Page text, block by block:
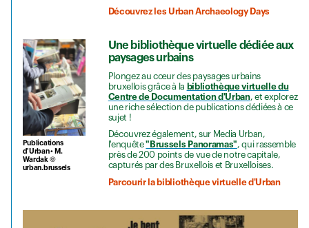
Découvrez les Urban Archaeology Days
Publications
d'Urban • M.
Wardak ©
urban.brussels
Une bibliothèque virtuelle dédiée aux
paysages urbains
Plongez au cœur des paysages urbains
bruxellois grâce à la bibliothèque virtuelle du
Centre de Documentation d'Urban, et explorez
une riche sélection de publications dédiées à ce
sujet !
Découvrez également, sur Media Urban,
l'enquête"Brussels Panoramas", qui rassemble
près de 200 points de vue de notre capitale,
capturés par des Bruxellois et Bruxelloises.
Parcourir la bibliothèque virtuelle d'Urban